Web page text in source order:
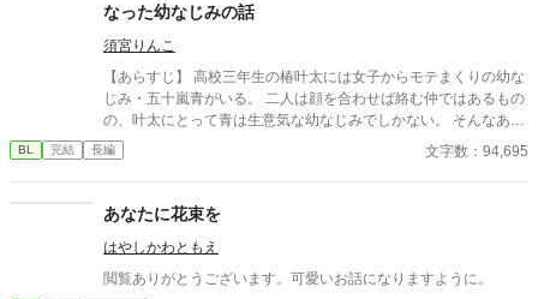
なった幼なじみの話
須宮りんこ
【あらすじ】 高校三年生の椿叶太には女子からモテまくりの幼な
じみ・五十嵐青がいる。 二人は顔を合わせば絡む仲ではあるもの
の、叶太にとって青は生意気な幼なじみでしかない。 そんなある
日、叶太は北村という一つ下の後輩・北村から告白される。 青い
わく友達目線で見ても北村はいい奴らしい。しかも青とは違い、
て、まずは普通の先輩後輩として付き合いをはじめることに。 け
れど叶太が北村に告白されたことを知った青の様子が、その日か
BL 完結 長編 文字数：94,695
あなたに花束を
はやしかわともえ
閲覧ありがとうございます。可愛いお話になりますように。